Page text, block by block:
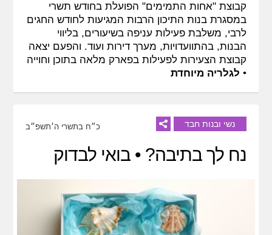
קבוצת "אחות התמימים" הפועלת בחודש תשרי
במסגרת בנות התיכון הרבות המגיעות לחודש החגים
לרבי, משלבת פעילות עניפה בשיעורים, בליווי
הבנות, בהתוועדויות, מערך דירות ועוד. והפעם יצאה
קבוצת הצעירות לפעילות בפארק מלאה בתוכן וחוייה
• לגלריה מיוחדת
נשי ובנות חבד כ״ח בתשרי ה׳תשפ״ב
נח לך בתיבה? • בואי לבדוק